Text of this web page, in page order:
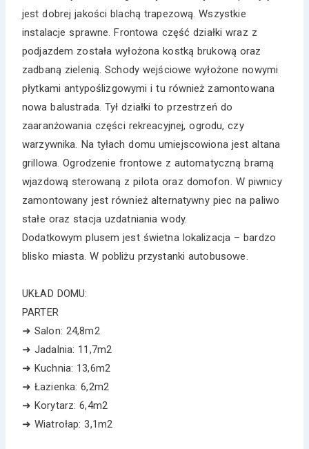
jest dobrej jakości blachą trapezową. Wszystkie
instalacje sprawne. Frontowa część działki wraz z
podjazdem została wyłożona kostką brukową oraz
zadbaną zielenią. Schody wejściowe wyłożone nowymi
płytkami antypoślizgowymi i tu również zamontowana
nowa balustrada. Tył działki to przestrzeń do
zaaranżowania części rekreacyjnej, ogrodu, czy
warzywnika. Na tyłach domu umiejscowiona jest altana
grillowa. Ogrodzenie frontowe z automatyczną bramą
wjazdową sterowaną z pilota oraz domofon. W piwnicy
zamontowany jest również alternatywny piec na paliwo
stałe oraz stacja uzdatniania wody.
Dodatkowym plusem jest świetna lokalizacja – bardzo
blisko miasta. W pobliżu przystanki autobusowe.
UKŁAD DOMU:
PARTER
➜ Salon: 24,8m2
➜ Jadalnia: 11,7m2
➜ Kuchnia: 13,6m2
➜ Łazienka: 6,2m2
➜ Korytarz: 6,4m2
➜ Wiatrołap: 3,1m2